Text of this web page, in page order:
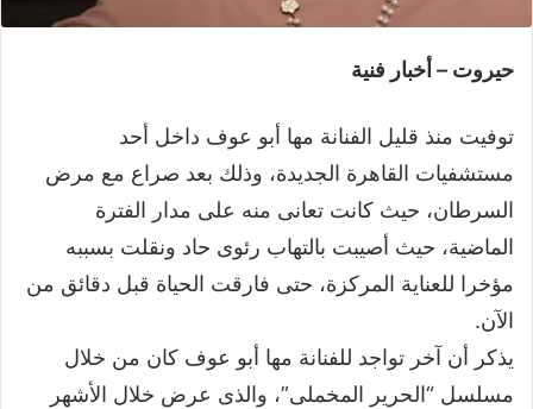
حيروت – أخبار فنية
توفيت منذ قليل الفنانة مها أبو عوف داخل أحد
مستشفيات القاهرة الجديدة، وذلك بعد صراع مع مرض
السرطان، حيث كانت تعانى منه على مدار الفترة
الماضية، حيث أصيبت بالتهاب رئوى حاد ونقلت بسببه
مؤخرا للعناية المركزة، حتى فارقت الحياة قبل دقائق من
الآن.
يذكر أن آخر تواجد للفنانة مها أبو عوف كان من خلال
مسلسل “الحرير المخملى”، والذى عرض خلال الأشهر